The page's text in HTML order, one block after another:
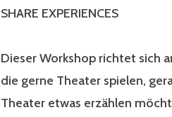
SHARE EXPERIENCES
Dieser Workshop richtet sich
die gerne Theater spielen,
Theater etwas erzählen